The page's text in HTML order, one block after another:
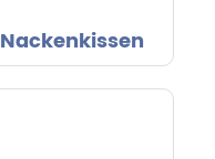
Nackenkissen